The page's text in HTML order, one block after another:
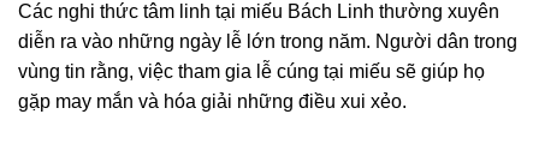
Các nghi thức tâm linh tại miếu Bách Linh thường xuyên
diễn ra vào những ngày lễ lớn trong năm. Người dân trong
vùng tin rằng, việc tham gia lễ cúng tại miếu sẽ giúp họ
gặp may mắn và hóa giải những điều xui xẻo.